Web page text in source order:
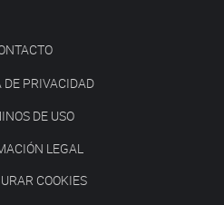
DE PRIVACIDAD
DE USO
LEGAL
CONFIGURAR COOKIES